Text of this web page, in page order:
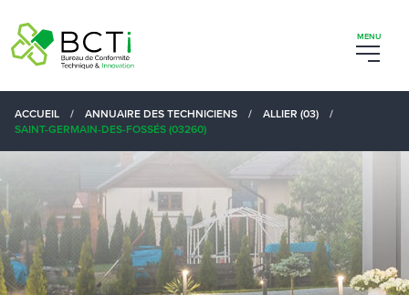
ACCUEIL / ANNUAIRE DES TECHNICIENS / ALLIER (03)
/
SAINT-GERMAIN-DES-FOSSÉS (03260)